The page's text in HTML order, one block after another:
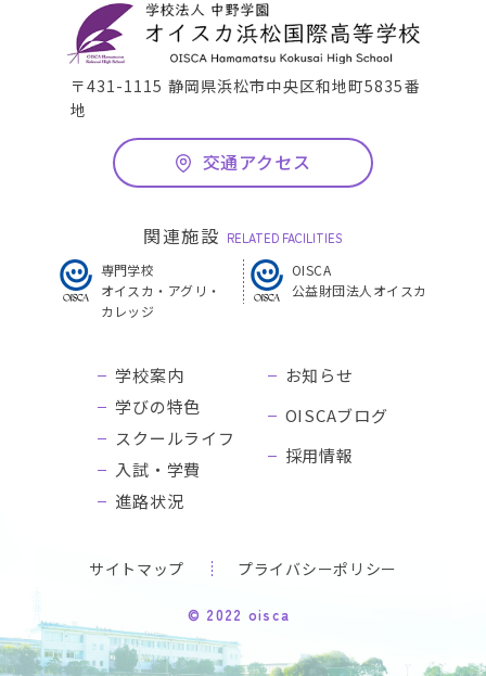
〒431-1115 静岡県浜松市中央区和地町5835番
地
交通アクセス
関連施設 RELATED FACILITIES
専門学校
オイスカ・アグリ・
カレッジ
OISCA
公益財団法人オイスカ
学校案内
学びの特色
スクールライフ
入試・学費
進路状況
お知らせ
OISCAブログ
採用情報
サイトマップ プライバシーポリシー
© 2022 oisca